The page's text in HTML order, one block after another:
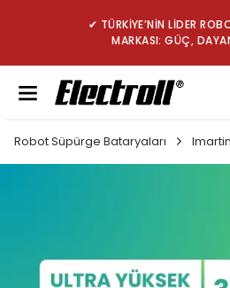
✔ TÜRKİYE’NİN LİDER ROBOT
MARKASI: GÜÇ,
Robot Süpürge Bataryaları